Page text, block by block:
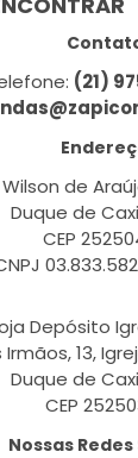
(21)
de
Duque de
CEP
Depósito
Irmãos, 13,
Duque de
CEP
Nossas